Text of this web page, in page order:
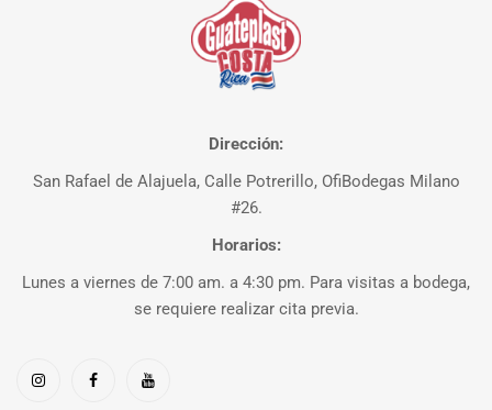
Dirección:
San Rafael de Alajuela, Calle Potrerillo, OfiBodegas Milano
#26.
Horarios:
Lunes a viernes de 7:00 am. a 4:30 pm. Para visitas a bodega,
se requiere realizar cita previa.